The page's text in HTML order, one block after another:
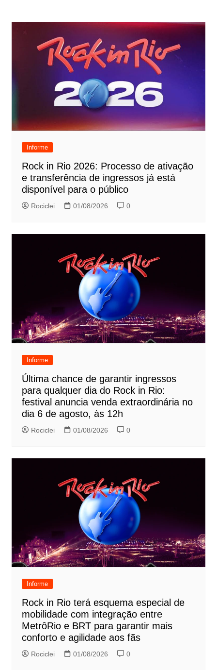
Informe
Rock in Rio 2026: Processo de ativação
e transferência de ingressos já está
disponível para o público
Rociclei 01/08/2026 0
Informe
Última chance de garantir ingressos
para qualquer dia do Rock in Rio:
festival anuncia venda extraordinária no
dia 6 de agosto, às 12h
Rociclei 01/08/2026 0
Informe
Rock in Rio terá esquema especial de
mobilidade com integração entre
MetrôRio e BRT para garantir mais
conforto e agilidade aos fãs
Rociclei 01/08/2026 0